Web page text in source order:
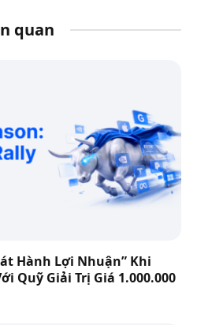
quan
Hành Lợi Nhuận” Khi
Quỹ Giải Trị Giá 1.000.000